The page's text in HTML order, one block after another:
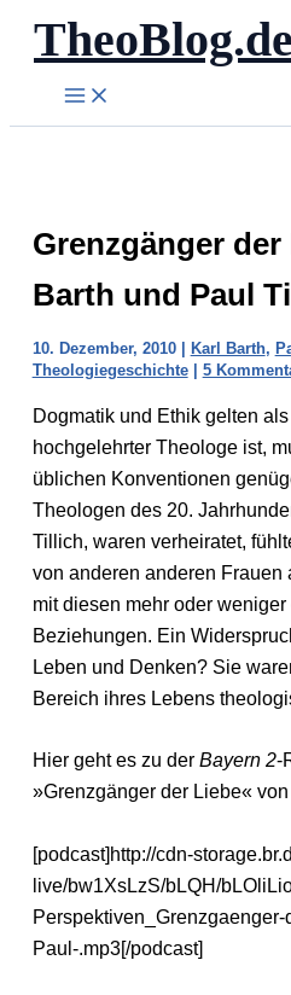
Zum
Inhalt
springen
TheoBlog.de
Grenzgänger
Barth und Paul
10. Dezember, 2010 | Karl Barth,
Theologiegeschichte| 5
Dogmatik und Ethik gelten
hochgelehrter Theologe ist,
üblichen Konventionen
Theologen des 20.
Tillich, waren verheiratet,
von anderen anderen Frauen
mit diesen mehr oder weniger
Beziehungen. Ein
Leben und Denken? Sie
Bereich ihres Lebens
Hier geht es zu der Bayern 2-
»Grenzgänger der Liebe«
[podcast]http://cdn-
live/bw1XsLzS/bLQH/
Paul-.mp3[/podcast]